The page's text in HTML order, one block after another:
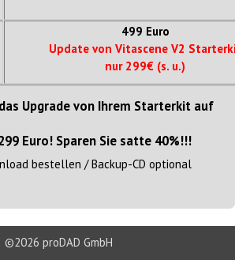
499 Euro
Update von Vitascene V2
nur 299€ (s. u.)
Upgrade von Ihrem Starterkit auf
Euro! Sparen Sie satte 40%!!!
bestellen / Backup-CD optional
©2026 proDAD GmbH